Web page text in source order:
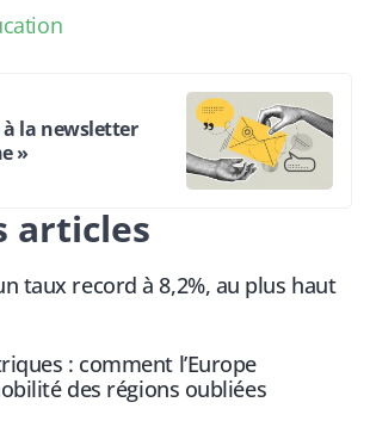
à la newsletter
»
articles
taux record à 8,2%, au plus haut
: comment l’Europe
des régions oubliées